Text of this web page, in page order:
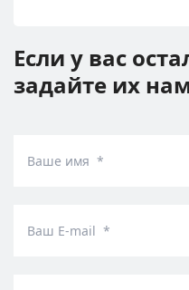
Если у вас
задайте их
Ваше имя *
Ваш E-mail *